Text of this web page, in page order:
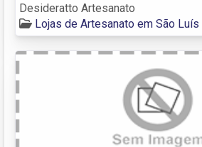
Desideratto Artesanato
Lojas de Artesanato em São Luís